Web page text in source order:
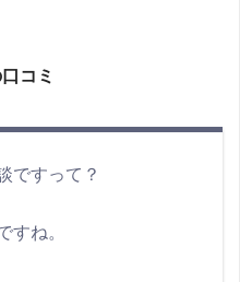
コミ
ですって？
すね。